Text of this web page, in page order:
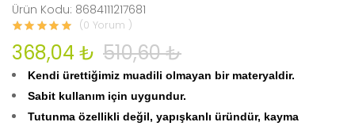
Ürün Kodu: 8684111217681
(0 Yorum )
368,04 ₺ 510,60 ₺
Kendi ürettiğimiz muadili olmayan bir materyaldir.
Sabit kullanım için uygundur.
Tutunma özellikli değil, yapışkanlı üründür, kayma